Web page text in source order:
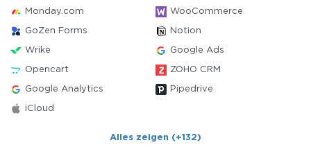
Monday.com WooCommerce
GoZen Forms Notion
Wrike Google Ads
Opencart ZOHO CRM
Google Analytics Pipedrive
iCloud
Alles zeigen (+132)